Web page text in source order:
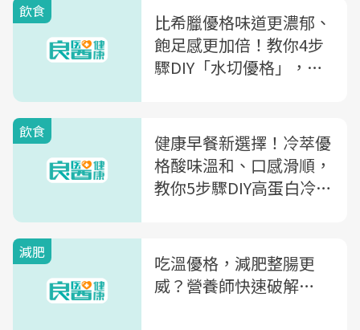
飲食
比希臘優格味道更濃郁、
飽足感更加倍！教你4步
驟DIY「水切優格」，想
飲食
健康早餐新選擇！冷萃優
格酸味溫和、口感滑順，
教你5步驟DIY高蛋白冷萃
減肥
吃溫優格，減肥整腸更
威？營養師快速破解…